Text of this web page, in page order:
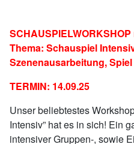
Thema: Schauspiel
Szenenausarbeitung, Spiel
TERMIN: 14.09.25
Unser beliebtestes
Intensiv” hat es in sich! Ein
intensiver Gruppen-, sowie